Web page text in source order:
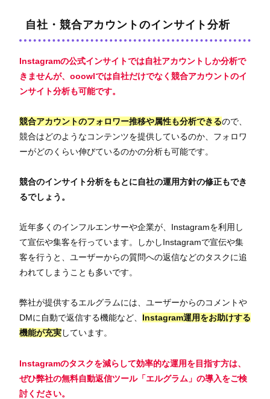
自社・競合アカウントのインサイト分析
Instagramの公式インサイトでは自社アカウントしか分析で
きませんが、 ooowlでは自社だけでなく競合アカウントのイ
ンサイト分析も可能です。
競合アカウントのフォロワー推移や属性も分析できるので、
競合はどのようなコンテンツを提供しているのか、フォロワ
ーがどのくらい伸びているのかの分析も可能です。
競合のインサイト分析をもとに自社の運用方針の修正もでき
るでしょう。
近年多くのインフルエンサーや企業が、Instagramを利用し
て宣伝や集客を行っています。しかしInstagramで宣伝や集
客を行うと、ユーザーからの質問への返信などのタスクに追
われてしまうことも多いです。
弊社が提供するエルグラムには、ユーザーからのコメントや
DMに自動で返信する機能など、 Instagram運用をお助けする
機能が充実しています。
Instagramのタスクを減らして効率的な運用を目指す方は、
ぜひ弊社の無料自動返信ツール「エルグラム」の導入をご検
討ください。